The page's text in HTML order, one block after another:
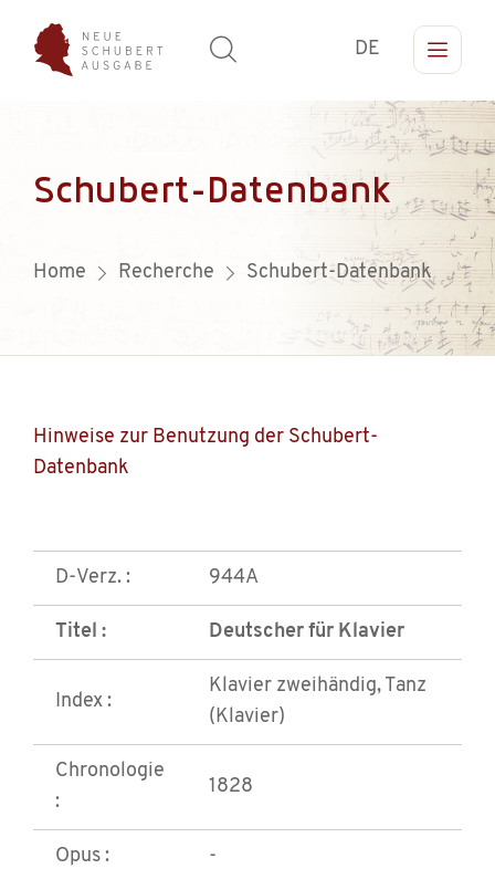
DE
Schubert-Datenbank
Home Recherche Schubert-Datenbank
Hinweise zur Benutzung der Schubert-
Datenbank
D-Verz. : 944A
Titel : Deutscher für Klavier
Index :
Klavier zweihändig, Tanz
(Klavier)
Chronologie
:
1828
Opus : -